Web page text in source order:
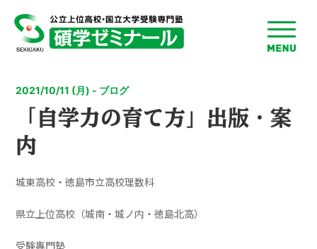
toggle
menu
2021/10/11 (月) - ブログ
「自学力の育て方」出版・案
内
城東高校・徳島市立高校理数科
県立上位高校（城南・城ノ内・徳島北高）
受験專門塾